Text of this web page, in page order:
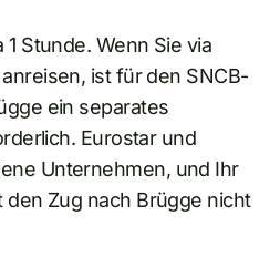
Stunde. Wenn Sie via
ist für den SNCB-
ein separates
Eurostar und
Unternehmen, und Ihr
Zug nach Brügge nicht